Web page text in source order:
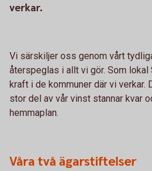
verkar.
Vi särskiljer oss genom vårt
återspeglas i allt vi gör. Som lokal
kraft i de kommuner där vi verkar.
stor del av vår vinst stannar kvar
hemmaplan.
Våra två ägarstiftelser